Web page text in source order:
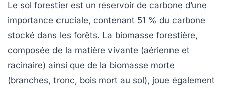
Le sol forestier est un réservoir de carbone d’une
importance cruciale, contenant 51 % du carbone
stocké dans les forêts. La biomasse forestière,
composée de la matière vivante (aérienne et
racinaire) ainsi que de la biomasse morte
(branches, tronc, bois mort au sol), joue également